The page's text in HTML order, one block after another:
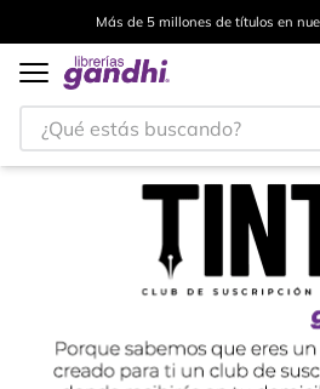
Envíos a todo el mundo, para más
¿Qué estás buscando?